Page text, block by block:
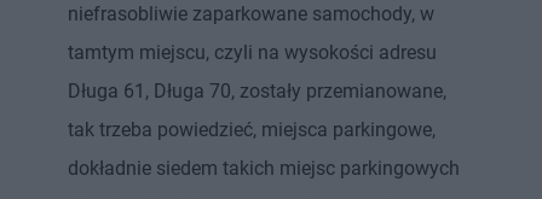
niefrasobliwie zaparkowane samochody, w
tamtym miejscu, czyli na wysokości adresu
Długa 61, Długa 70, zostały przemianowane,
tak trzeba powiedzieć, miejsca parkingowe,
dokładnie siedem takich miejsc parkingowych